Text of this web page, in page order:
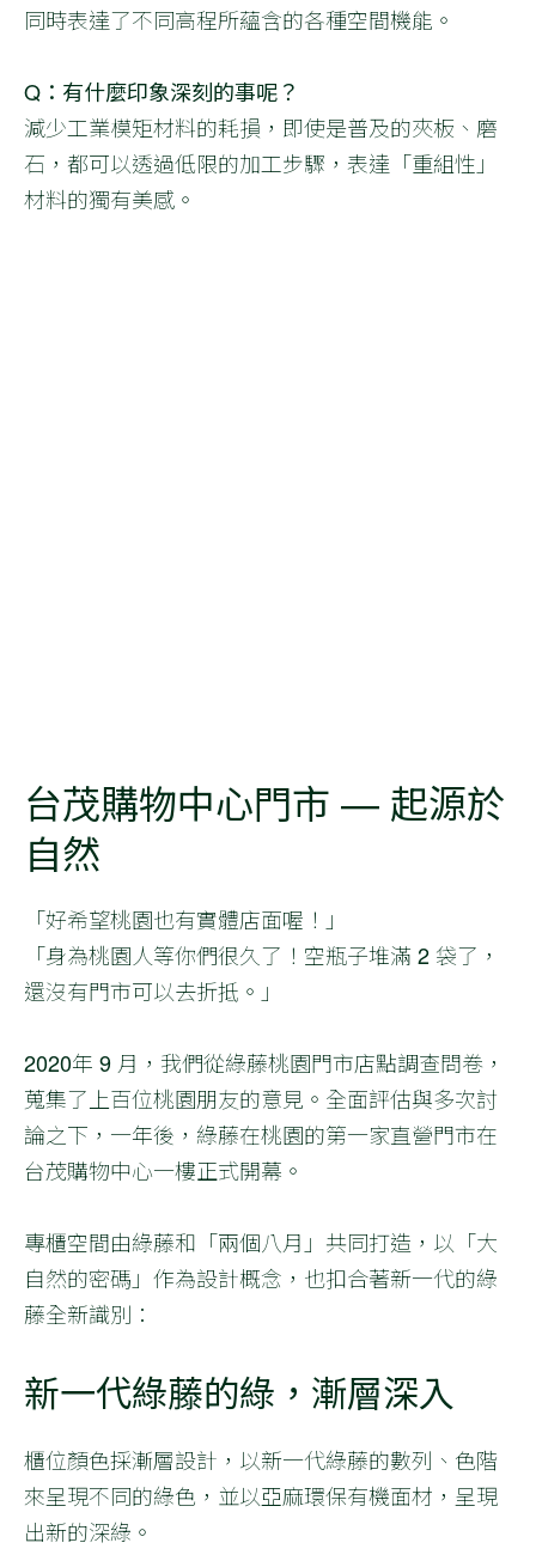
同時表達了不同高程所蘊含的各種空間機能。
Q：有什麼印象深刻的事呢？
減少工業模矩材料的耗損，即使是普及的夾板、磨
石，都可以透過低限的加工步驟，表達「重組性」
材料的獨有美感。
台茂購物中心門市 — 起源於
自然
「好希望桃園也有實體店面喔！」
「身為桃園人等你們很久了！空瓶子堆滿 2 袋了，
還沒有門市可以去折抵。」
2020年 9 月，我們從綠藤桃園門市店點調查問卷，
蒐集了上百位桃園朋友的意見。全面評估與多次討
論之下，一年後，綠藤在桃園的第一家直營門市在
台茂購物中心一樓正式開幕。
專櫃空間由綠藤和「兩個八月」共同打造，以「大
自然的密碼」作為設計概念，也扣合著新一代的綠
藤全新識別：
新一代綠藤的綠，漸層深入
櫃位顏色採漸層設計，以新一代綠藤的數列、色階
來呈現不同的綠色，並以亞麻環保有機面材，呈現
出新的深綠。